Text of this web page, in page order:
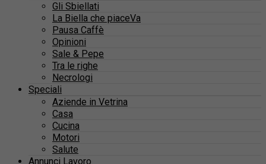
Gli Sbiellati
La Biella che piaceVa
Pausa Caffè
Opinioni
Sale & Pepe
Tra le righe
Necrologi
Speciali
Aziende in Vetrina
Casa
Cucina
Motori
Salute
Annunci Lavoro